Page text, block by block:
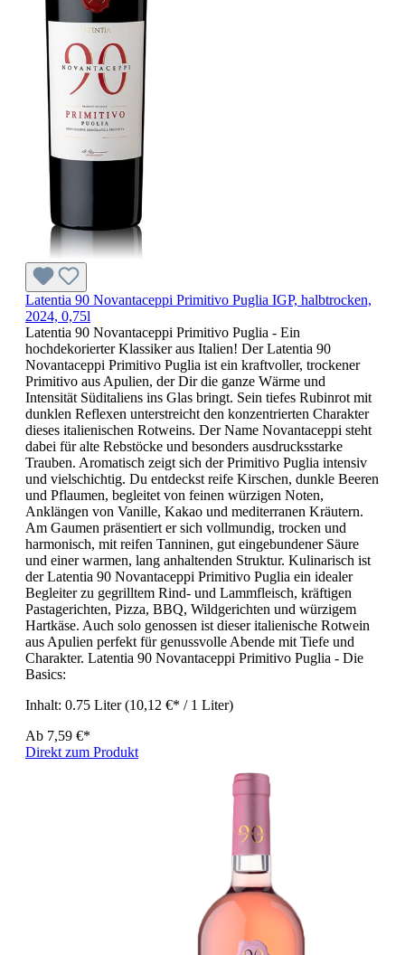
Latentia 90 Novantaceppi Primitivo Puglia IGP, halbtrocken,
2024, 0,75l
Latentia 90 Novantaceppi Primitivo Puglia - Ein
hochdekorierter Klassiker aus Italien! Der Latentia 90
Novantaceppi Primitivo Puglia ist ein kraftvoller, trockener
Primitivo aus Apulien, der Dir die ganze Wärme und
Intensität Süditaliens ins Glas bringt. Sein tiefes Rubinrot mit
dunklen Reflexen unterstreicht den konzentrierten Charakter
dieses italienischen Rotweins. Der Name Novantaceppi steht
dabei für alte Rebstöcke und besonders ausdrucksstarke
Trauben. Aromatisch zeigt sich der Primitivo Puglia intensiv
und vielschichtig. Du entdeckst reife Kirschen, dunkle Beeren
und Pflaumen, begleitet von feinen würzigen Noten,
Anklängen von Vanille, Kakao und mediterranen Kräutern.
Am Gaumen präsentiert er sich vollmundig, trocken und
harmonisch, mit reifen Tanninen, gut eingebundener Säure
und einer warmen, lang anhaltenden Struktur. Kulinarisch ist
der Latentia 90 Novantaceppi Primitivo Puglia ein idealer
Begleiter zu gegrilltem Rind- und Lammfleisch, kräftigen
Pastagerichten, Pizza, BBQ, Wildgerichten und würzigem
Hartkäse. Auch solo genossen ist dieser italienische Rotwein
aus Apulien perfekt für genussvolle Abende mit Tiefe und
Charakter. Latentia 90 Novantaceppi Primitivo Puglia - Die
Basics:
Inhalt: 0.75 Liter(10,12 €* / 1 Liter)
Ab 7,59 €*
Direkt zum Produkt